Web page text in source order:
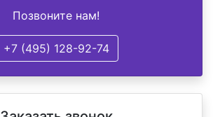
Позвоните нам!
+7 (495) 128-92-74